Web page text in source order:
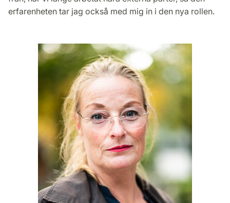
erfarenheten tar jag också med mig in i den nya rollen.